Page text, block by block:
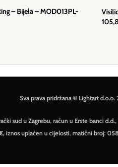
– Bijela – MOD013PL-
Sva prava pridržana © Lightart d.o.o.
sud u Zagrebu, račun u Erste banci
iznos uplaćen u cijelosti, matični broj: